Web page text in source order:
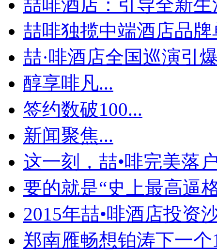
喆啡酒店：引导全新生
喆啡独揽中端酒店品牌
喆·啡酒店全国巡演引
醇享啡凡...
签约数破100...
新闻聚焦...
这一刻，喆•啡完美落
要的就是“史上最高逼
2015年喆•啡酒店投资
郑南雁畅想铂涛下一个